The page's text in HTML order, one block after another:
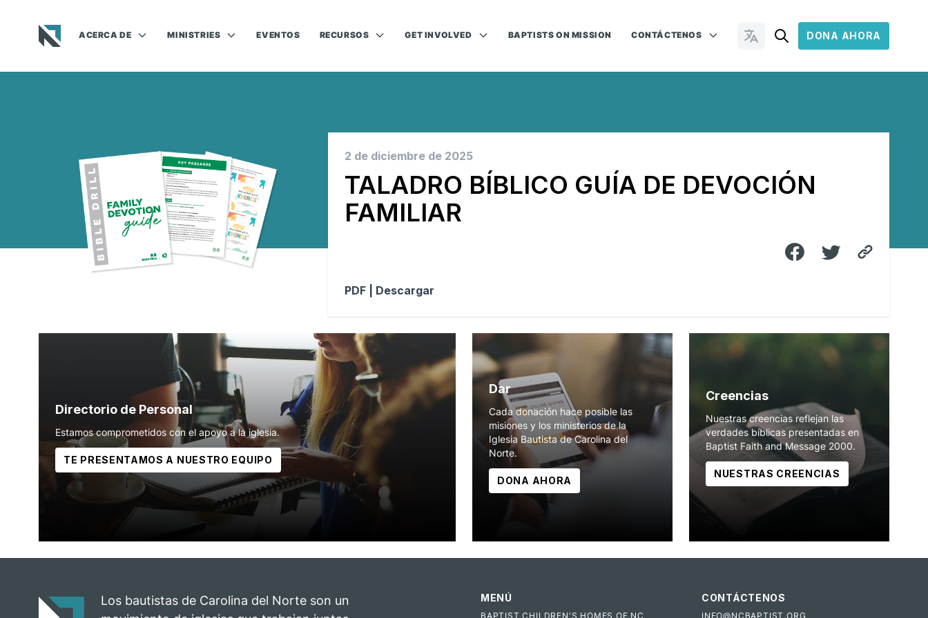
ACERCA DE MINISTRIES EVENTOS RECURSOS GET INVOLVED BAPTISTS ON MISSION CONTÁCTENOS Cambiar idiomaDONA AHORA
2 de diciembre de 2025
TALADRO BÍBLICO GUÍA DE DEVOCIÓN
FAMILIAR
PDF | Descargar
Directorio de Personal
Estamos comprometidos con el apoyo a la iglesia.
TE PRESENTAMOS A NUESTRO EQUIPO
Dar
Cada donación hace posible las
misiones y los ministerios de la
Iglesia Bautista de Carolina del
Norte.
DONA AHORA
Creencias
Nuestras creencias reflejan las
verdades bíblicas presentadas en
Baptist Faith and Message 2000.
NUESTRAS CREENCIAS
Los bautistas de Carolina del Norte son un
MENÚ
BAPTIST CHILDREN'S HOMES OF NC
CONTÁCTENOS
INFO@NCBAPTIST.ORG